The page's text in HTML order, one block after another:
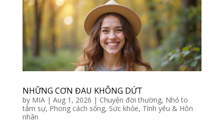
NHỮNG CƠN ĐAU KHÔNG DỨT
by MIA| Aug 1, 2026 | Chuyện đời thường, Nhỏ to
tâm sự, Phong cách sống, Sức khỏe, Tình yêu & Hôn
nhân